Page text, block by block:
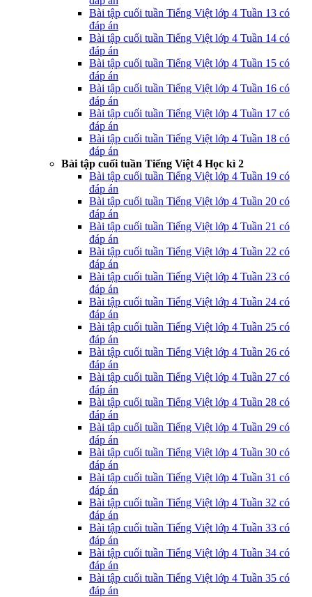
Bài tập cuối tuần Tiếng Việt lớp 4 Tuần 13 có
đáp án
Bài tập cuối tuần Tiếng Việt lớp 4 Tuần 14 có
đáp án
Bài tập cuối tuần Tiếng Việt lớp 4 Tuần 15 có
đáp án
Bài tập cuối tuần Tiếng Việt lớp 4 Tuần 16 có
đáp án
Bài tập cuối tuần Tiếng Việt lớp 4 Tuần 17 có
đáp án
Bài tập cuối tuần Tiếng Việt lớp 4 Tuần 18 có
đáp án
Bài tập cuối tuần Tiếng Việt 4 Học kì 2
Bài tập cuối tuần Tiếng Việt lớp 4 Tuần 19 có
đáp án
Bài tập cuối tuần Tiếng Việt lớp 4 Tuần 20 có
đáp án
Bài tập cuối tuần Tiếng Việt lớp 4 Tuần 21 có
đáp án
Bài tập cuối tuần Tiếng Việt lớp 4 Tuần 22 có
đáp án
Bài tập cuối tuần Tiếng Việt lớp 4 Tuần 23 có
đáp án
Bài tập cuối tuần Tiếng Việt lớp 4 Tuần 24 có
đáp án
Bài tập cuối tuần Tiếng Việt lớp 4 Tuần 25 có
đáp án
Bài tập cuối tuần Tiếng Việt lớp 4 Tuần 26 có
đáp án
Bài tập cuối tuần Tiếng Việt lớp 4 Tuần 27 có
đáp án
Bài tập cuối tuần Tiếng Việt lớp 4 Tuần 28 có
đáp án
Bài tập cuối tuần Tiếng Việt lớp 4 Tuần 29 có
đáp án
Bài tập cuối tuần Tiếng Việt lớp 4 Tuần 30 có
đáp án
Bài tập cuối tuần Tiếng Việt lớp 4 Tuần 31 có
đáp án
Bài tập cuối tuần Tiếng Việt lớp 4 Tuần 32 có
đáp án
Bài tập cuối tuần Tiếng Việt lớp 4 Tuần 33 có
đáp án
Bài tập cuối tuần Tiếng Việt lớp 4 Tuần 34 có
đáp án
Bài tập cuối tuần Tiếng Việt lớp 4 Tuần 35 có
đáp án